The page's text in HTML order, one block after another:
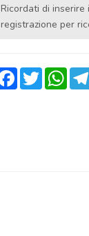
Ricordati di
registrazione per
FacebookTwitter